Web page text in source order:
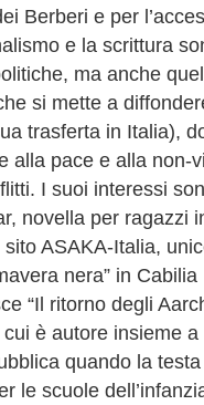
Berberi e per
e la scrittura
ma anche
si mette a
trasferta in Italia),
alla pace e alla non-
I suoi interessi
novella per ragazzi
ASAKA-Italia,
nera” in
“Il ritorno degli
cui è autore insieme
quando la
le scuole